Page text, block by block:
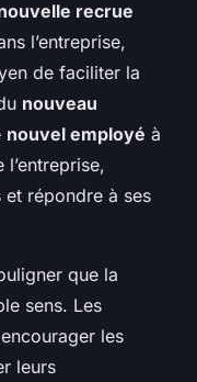
recrue
l’entreprise,
de faciliter la
nouveau
nouvel employé à
répondre à ses
que la
sens. Les
les
leurs